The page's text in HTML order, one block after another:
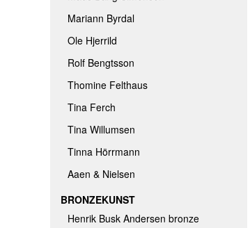
Mariann Byrdal
Ole Hjerrild
Rolf Bengtsson
Thomine Felthaus
Tina Ferch
Tina Willumsen
Tinna Hörrmann
Aaen & Nielsen
BRONZEKUNST
Henrik Busk Andersen bronze